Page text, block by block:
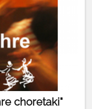
choretaki"